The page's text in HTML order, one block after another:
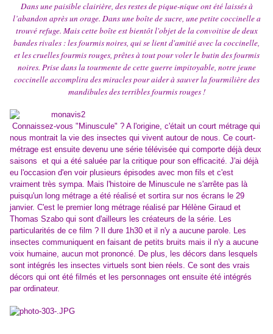
Dans une paisible clairière, des restes de pique-nique ont été laissés à
l’abandon après un orage. Dans une boîte de sucre, une petite coccinelle a
trouvé refuge. Mais cette boîte est bientôt l'objet de la convoitise de deux
bandes rivales : les fourmis noires, qui se lient d'amitié avec la coccinelle,
et les cruelles fourmis rouges, prêtes à tout pour voler le butin des fourmis
noires. Prise dans la tourmente de cette guerre impitoyable, notre jeune
coccinelle accomplira des miracles pour aider à sauver la fourmilière des
mandibules des terribles fourmis rouges !
Connaissez-vous "Minuscule" ? A l'origine, c'était un court métrage qui
nous montrait la vie des insectes qui vivent autour de nous. Ce court-
métrage est ensuite devenu une série télévisée qui comporte déjà deux
saisons et qui a été saluée par la critique pour son efficacité. J'ai déjà
eu l'occasion d'en voir plusieurs épisodes avec mon fils et c'est
vraiment très sympa. Mais l'histoire de Minuscule ne s'arrête pas là
puisqu'un long métrage a été réalisé et sortira sur nos écrans le 29
janvier. C'est le premier long métrage réalisé par Hélène Giraud et
Thomas Szabo qui sont d'ailleurs les créateurs de la série. Les
particularités de ce film ? Il dure 1h30 et il n'y a aucune parole. Les
insectes communiquent en faisant de petits bruits mais il n'y a aucune
voix humaine, aucun mot prononcé. De plus, les décors dans lesquels
sont intégrés les insectes virtuels sont bien réels. Ce sont des vrais
décors qui ont été filmés et les personnages ont ensuite été intégrés
par ordinateur.